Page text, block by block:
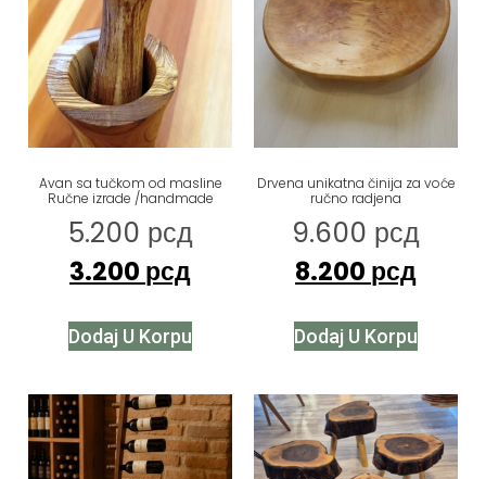
Avan sa tučkom od masline
Ručne izrade /handmade
5.200 рсд
3.200 рсд
Dodaj U Korpu
Drvena unikatna činija za voće
ručno radjena
9.600 рсд
8.200 рсд
Dodaj U Korpu